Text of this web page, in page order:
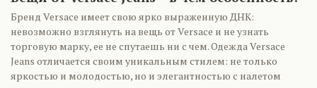
Бренд Versace имеет свою ярко выраженную ДНК:
невозможно взглянуть на вещь от Versace и не узнать
торговую марку, ее не спутаешь ни с чем. Одежда Versace
Jeans отличается своим уникальным стилем: не только
яркостью и молодостью, но и элегантностью с налетом